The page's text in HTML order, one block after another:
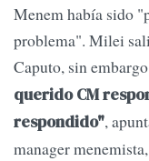
Menem había sido
problema". Milei
Caputo, sin
querido CM
respondido",
manager